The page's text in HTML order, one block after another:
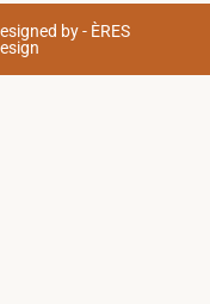
by - ÈRES